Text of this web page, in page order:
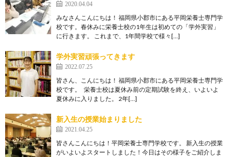
2020.04.04
みなさんこんにちは！ 福岡県小郡市にある平岡栄養士専門学
校です。春休みに栄養士校の1年生は初めての「学外実習」
に行きます。 これまで、1年間学校で様々[…]
学外実習頑張ってきます
2022.07.25
皆さん、こんにちは！ 福岡県小郡市にある平岡栄養士専門学
校です。 栄養士校は夏休み前の定期試験を終え、いよいよ
夏休みに入りました。 2年[…]
新入生の授業始まりました
2021.04.25
皆さんこんにちは！平岡栄養士専門学校です。 新入生の授業
がいよいよスタートしました！今日はその様子をご紹介しま